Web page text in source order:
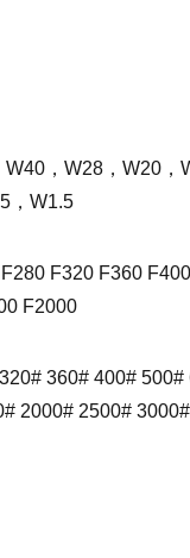
W40 ， W28 ， W20 ，
， W1.5
F320 F360
F2000
360# 400#
2000# 2500#